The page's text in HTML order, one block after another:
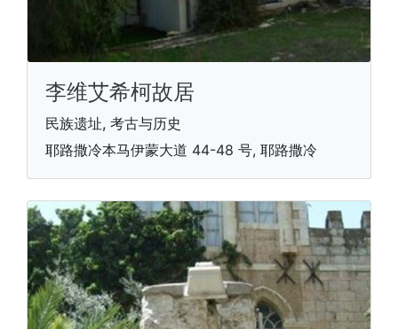
李维艾希柯故居
民族遗址, 考古与历史
耶路撒冷本马伊蒙大道 44-48 号, 耶路撒冷